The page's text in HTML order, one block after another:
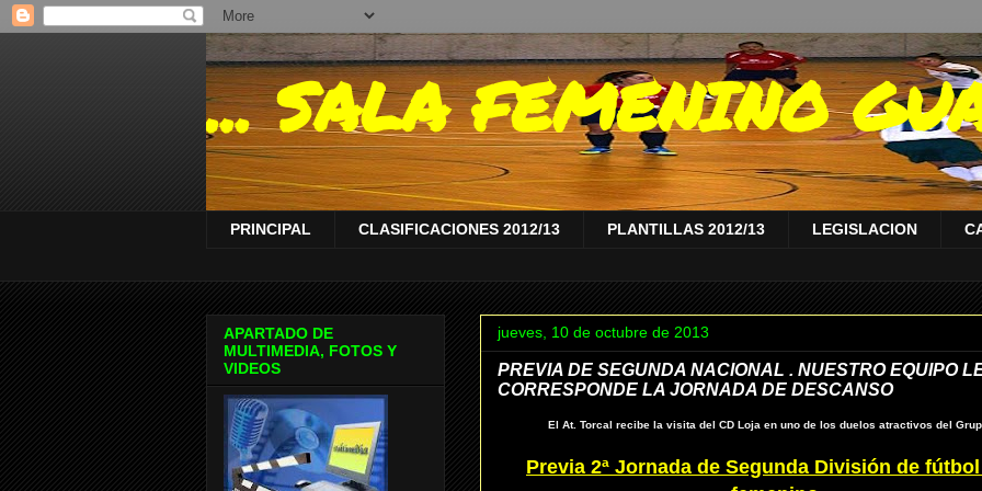
... SALA FEMENINO
PRINCIPAL CLASIFICACIONES 2012/13 PLANTILLAS 2012/13 LEGISLACION
jueves, 10 de octubre de 2013
PREVIA DE SEGUNDA NACIONAL . NUESTRO EQUIPO
CORRESPONDE LA JORNADA DE DESCANSO
El At. Torcal recibe la visita del CD Loja en uno de los duelos atractivos del
Previa 2ª Jornada de Segunda División de
APARTADO DE
MULTIMEDIA, FOTOS Y
VIDEOS